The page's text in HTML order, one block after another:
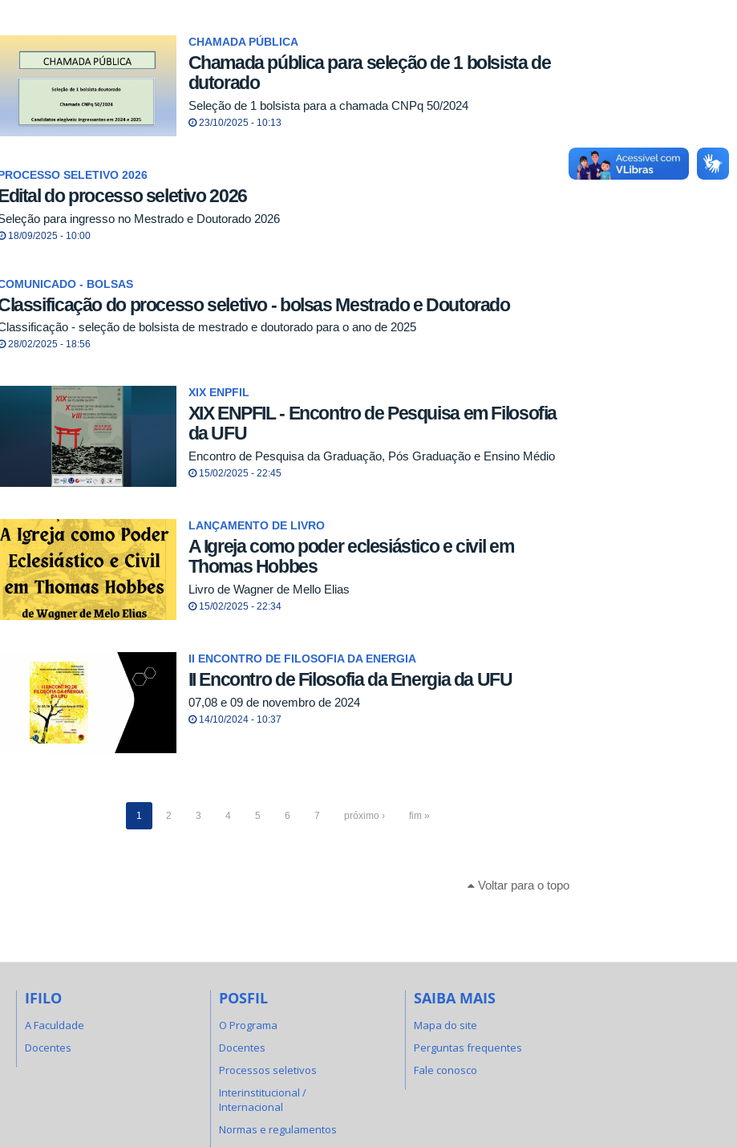
CHAMADA PÚBLICA
Chamada pública para seleção de 1 bolsista de
dutorado
Seleção de 1 bolsista para a chamada CNPq 50/2024
23/10/2025 - 10:13
PROCESSO SELETIVO 2026
do processo seletivo 2026
para ingresso no Mestrado e Doutorado 2026
18/09/2025 - 10:00
- BOLSAS
do processo seletivo - bolsas Mestrado e Doutorado
- seleção de bolsista de mestrado e doutorado para o ano de 2025
28/02/2025 - 18:56
XIX ENPFIL
XIX ENPFIL - Encontro de Pesquisa em Filosofia
da UFU
Encontro de Pesquisa da Graduação, Pós Graduação e Ensino Médio
15/02/2025 - 22:45
LANÇAMENTO DE LIVRO
A Igreja como poder eclesiástico e civil em
Thomas Hobbes
Livro de Wagner de Mello Elias
15/02/2025 - 22:34
II ENCONTRO DE FILOSOFIA DA ENERGIA
II Encontro de Filosofia da Energia da UFU
07,08 e 09 de novembro de 2024
14/10/2024 - 10:37
1 2 3 4 5 6 7 próximo › fim »
Voltar para o topo
IFILO
A Faculdade
Docentes
POSFIL
O Programa
Docentes
Processos seletivos
Interinstitucional /
Internacional
Normas e regulamentos
SAIBA MAIS
Mapa do site
Perguntas frequentes
Fale conosco